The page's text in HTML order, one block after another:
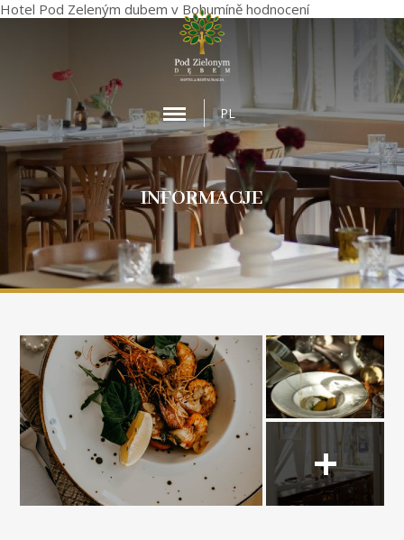
Hotel Pod Zeleným dubem v Bohumíně hodnocení
MENUPL
INFORMACJE